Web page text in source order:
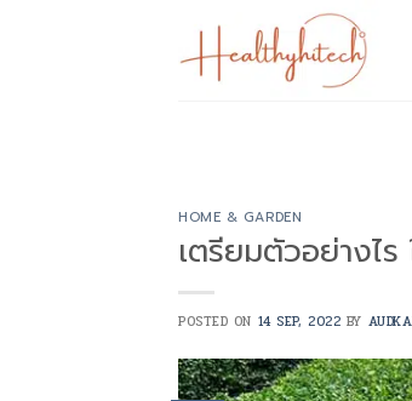
HOME & GARDEN
เตรียมตัวอย่างไ
POSTED ON 14 SEP, 2022 BY